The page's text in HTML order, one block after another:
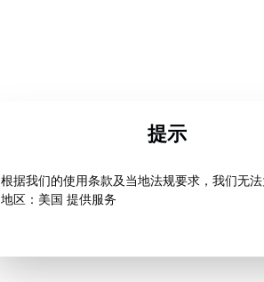
提示
根据我们的使用条款及当地法规要求，我们无
地区：美国 提供服务